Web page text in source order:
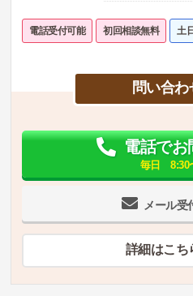
電話受付可能 初回相談無料 土
問い合わ
メール受
電話でお
毎日 8:30
詳細はこち